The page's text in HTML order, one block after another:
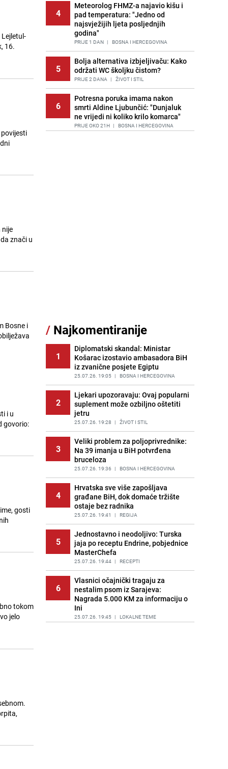
16.
znači u
Bosne i
i u
govorio:
gosti
tokom
jelo
4
Meteorolog FHMZ-a najavio kišu i
pad temperatura: "Jedno od
najsvježijih ljeta posljednjih
godina"
PRIJE 1 DAN | BOSNA I HERCEGOVINA
5
Bolja alternativa izbjeljivaču: Kako
održati WC školjku čistom?
PRIJE 2 DANA | ŽIVOT I STIL
6
Potresna poruka imama nakon
smrti Aldine Ljubunčić: "Dunjaluk
ne vrijedi ni koliko krilo komarca"
PRIJE OKO 21H | BOSNA I HERCEGOVINA
11
Recept za brze uštipke: Ne upijaju
ulje i gotovi su za 30 minuta
PRIJE OKO 10H RECEPTI
Gosti iz Njemačke napravili požar u
apartmanu u Istri, vlasniku se
smijali i pokazivali srednji prst
PRIJE 2 DANA | REGIJA
Užas u bh. susjedstvu, mladići
bludničili nad maloljetnicom i sve
snimali: "Stari te gleda u lajvu"
PRIJE 1 DAN | REGIJA
Očistite rernu bez hemikalija:
Poznata stručnjakinja dijeli savjete
PRIJE 2 DANA | ŽIVOT I STIL
15
Novi detalji istrage: Ruske službe
otkrile moguć uzrok tragedije bh.
planinara na Elbrusu
PRIJE 2 DANA | SVIJET
/ Najkomentiranije
1
Diplomatski skandal: Ministar
Košarac izostavio ambasadora BiH
iz zvanične posjete Egiptu
25.07.26. 19:05 | BOSNA I HERCEGOVINA
2
Ljekari upozoravaju: Ovaj popularni
suplement može ozbiljno oštetiti
jetru
25.07.26. 19:28 | ŽIVOT I STIL
3
Veliki problem za poljoprivrednike:
Na 39 imanja u BiH potvrđena
bruceloza
25.07.26. 19:36 | BOSNA I HERCEGOVINA
4
Hrvatska sve više zapošljava
građane BiH, dok domaće tržište
ostaje bez radnika
25.07.26. 19:41 | REGIJA
5
Jednostavno i neodoljivo: Turska
jaja po receptu Endrine, pobjednice
MasterChefa
25.07.26. 19:44 | RECEPTI
6
Vlasnici očajnički tragaju za
nestalim psom iz Sarajeva:
Nagrada 5.000 KM za informaciju o
Ini
25.07.26. 19:45 | LOKALNE TEME